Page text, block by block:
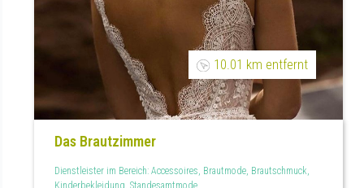
10.01 km entfernt
Das Brautzimmer
Dienstleister im Bereich: Accessoires, Brautmode, Brautschmuck,
Kinderbekleidung, Standesamtmode